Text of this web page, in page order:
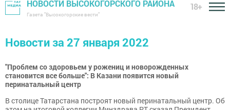
НОВОСТИ ВЫСОКОГОРСКОГО РАЙОНА
Газета "Высокогорские вести"
18+
Новости за 27 января 2022
"Проблем со здоровьем у рожениц и новорожденных
становится все больше": В Казани появится новый
перинатальный центр
В столице Татарстана построят новый перинатальный центр. Об